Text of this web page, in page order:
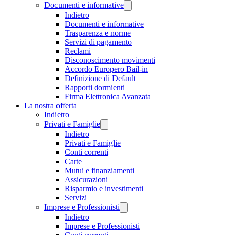
Documenti e informative
Indietro
Documenti e informative
Trasparenza e norme
Servizi di pagamento
Reclami
Disconoscimento movimenti
Accordo Europero Bail-in
Definizione di Default
Rapporti dormienti
Firma Elettronica Avanzata
La nostra offerta
Indietro
Privati e Famiglie
Indietro
Privati e Famiglie
Conti correnti
Carte
Mutui e finanziamenti
Assicurazioni
Risparmio e investimenti
Servizi
Imprese e Professionisti
Indietro
Imprese e Professionisti